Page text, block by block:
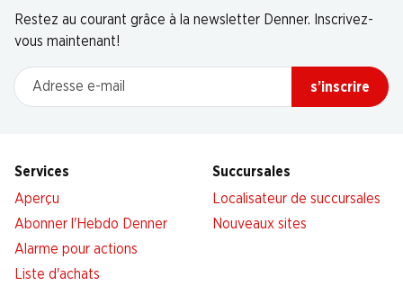
Restez au courant grâce à la newsletter Denner. Inscrivez-
vous maintenant!
Adresse e-mail
s’inscrire
Services
Aperçu
Abonner l'Hebdo Denner
Alarme pour actions
Liste d'achats
Succursales
Localisateur de succursales
Nouveaux sites